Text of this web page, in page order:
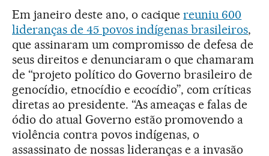
Em janeiro deste ano, o caciquereuniu 600
lideranças de 45 povos indígenas brasileiros,
que assinaram um compromisso de defesa de
seus direitos e denunciaram o que chamaram
de “projeto político do Governo brasileiro de
genocídio, etnocídio e ecocídio”, com críticas
diretas ao presidente. “As ameaças e falas de
ódio do atual Governo estão promovendo a
violência contra povos indígenas, o
assassinato de nossas lideranças e a invasão